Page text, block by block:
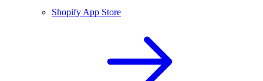
Shopify App Store